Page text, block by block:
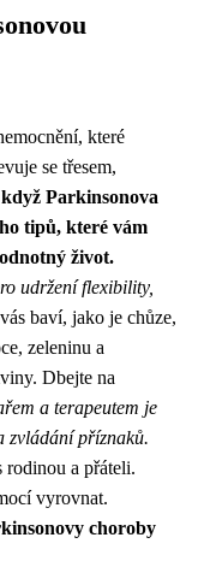
které
se třesem,
Parkinsonova
tipů, které vám
život.
udržení flexibility,
baví, jako je chůze,
zeleninu a
Dbejte na
a terapeutem je
zvládání příznaků.
rodinou a přáteli.
vyrovnat.
choroby